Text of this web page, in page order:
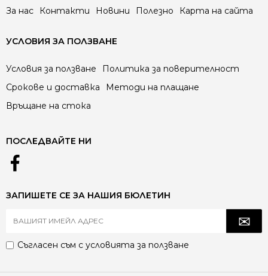
За нас Контакти Новини Полезно Карта на сайта
УСЛОВИЯ ЗА ПОЛЗВАНЕ
Условия за ползване
Политика за поверителност
Срокове и доставка
Методи на плащане
Връщане на стока
ПОСЛЕДВАЙТЕ НИ
ЗАПИШЕТЕ СЕ ЗА НАШИЯ БЮЛЕТИН
Съгласен съм с условията за ползване